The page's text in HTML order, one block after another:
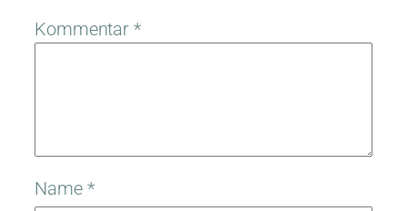
Kommentar*
Name *